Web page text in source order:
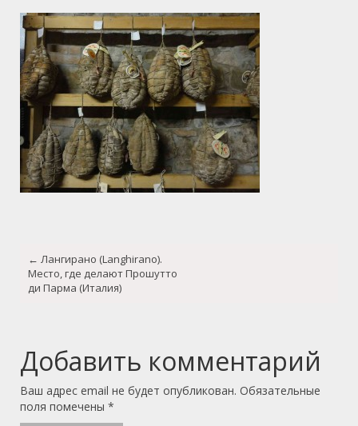
navigation
← Лангирано (Langhirano).
Место, где делают Прошутто
ди Парма (Италия)
Добавить комментарий
Ваш адрес email не будет опубликован. Обязательные
поля помечены *